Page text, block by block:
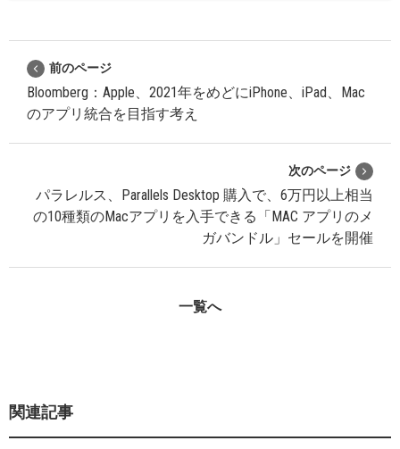
前のページ
Bloomberg：Apple、2021年をめどにiPhone、iPad、Mac
のアプリ統合を目指す考え
次のページ
パラレルス、Parallels Desktop 購入で、6万円以上相当
の10種類のMacアプリを入手できる「MAC アプリのメ
ガバンドル」セールを開催
一覧へ
関連記事